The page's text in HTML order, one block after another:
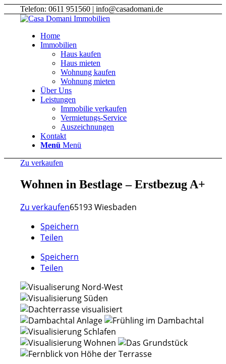
Telefon: 0611 951560 | info@casadomani.de
Home
Immobilien
Haus kaufen
Haus mieten
Wohnung kaufen
Wohnung mieten
Über Uns
Leistungen
Immobilie verkaufen
Vermietungs-Service
Auszeichnungen
Kontakt
Menü Menü
Zu verkaufen
Wohnen in Bestlage – Erstbezug A+
Zu verkaufen65193 Wiesbaden
Speichern
Teilen
Speichern
Teilen